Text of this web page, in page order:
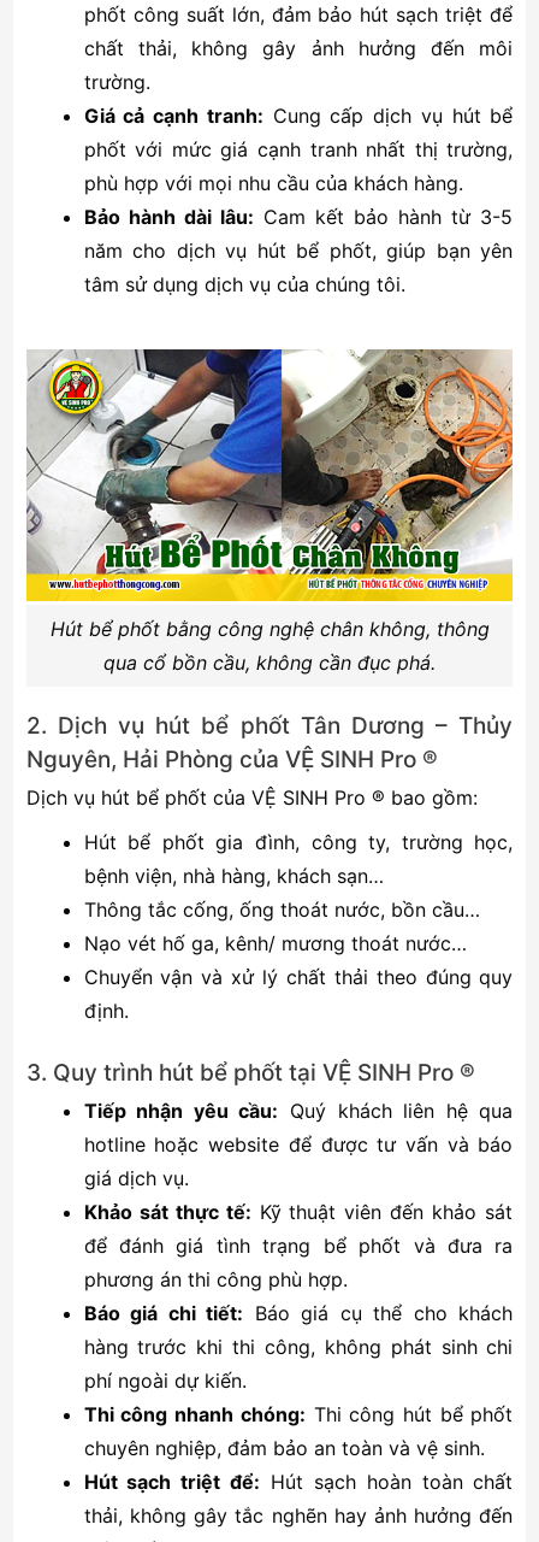
phốt công suất lớn, đảm bảo hút sạch triệt để
chất thải, không gây ảnh hưởng đến môi
trường.
Giá cả cạnh tranh: Cung cấp dịch vụ hút bể
phốt với mức giá cạnh tranh nhất thị trường,
phù hợp với mọi nhu cầu của khách hàng.
Bảo hành dài lâu: Cam kết bảo hành từ 3-5
năm cho dịch vụ hút bể phốt, giúp bạn yên
tâm sử dụng dịch vụ của chúng tôi.
Hút bể phốt bằng công nghệ chân không, thông
qua cổ bồn cầu, không cần đục phá.
2. Dịch vụ hút bể phốt Tân Dương – Thủy
Nguyên, Hải Phòng của VỆ SINH Pro ®
Dịch vụ hút bể phốt của VỆ SINH Pro ® bao gồm:
Hút bể phốt gia đình, công ty, trường học,
bệnh viện, nhà hàng, khách sạn…
Thông tắc cống, ống thoát nước, bồn cầu…
Nạo vét hố ga, kênh/ mương thoát nước…
Chuyển vận và xử lý chất thải theo đúng quy
định.
3. Quy trình hút bể phốt tại VỆ SINH Pro ®
Tiếp nhận yêu cầu: Quý khách liên hệ qua
hotline hoặc website để được tư vấn và báo
giá dịch vụ.
Khảo sát thực tế: Kỹ thuật viên đến khảo sát
để đánh giá tình trạng bể phốt và đưa ra
phương án thi công phù hợp.
Báo giá chi tiết: Báo giá cụ thể cho khách
hàng trước khi thi công, không phát sinh chi
phí ngoài dự kiến.
Thi công nhanh chóng: Thi công hút bể phốt
chuyên nghiệp, đảm bảo an toàn và vệ sinh.
Hút sạch triệt để: Hút sạch hoàn toàn chất
thải, không gây tắc nghẽn hay ảnh hưởng đến